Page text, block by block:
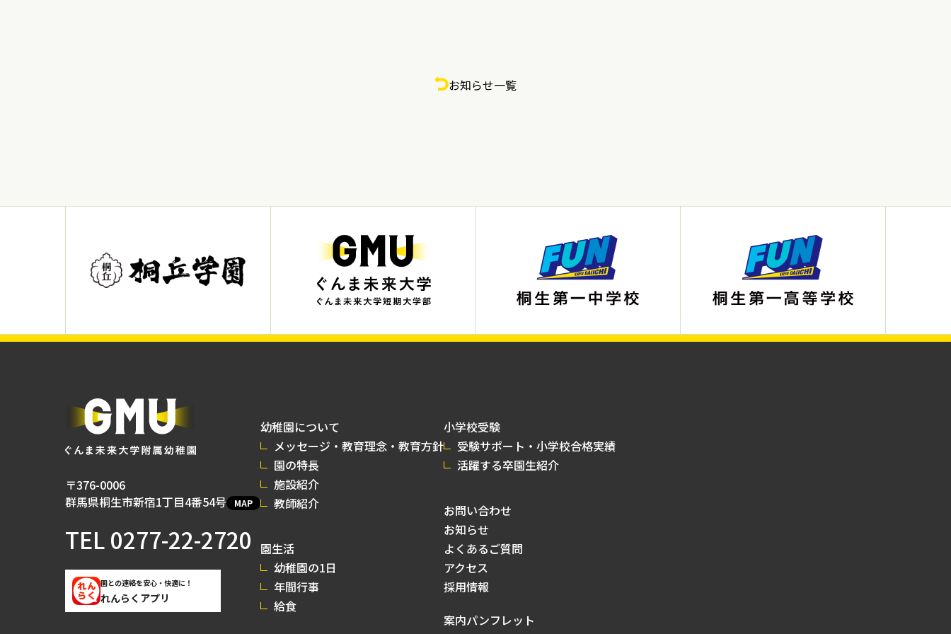
お知らせ一覧
〒376-0006
群馬県桐生市新宿1丁目4番54号
MAP
TEL0277-22-2720
園との連絡を安心・快適に！
れんらくアプリ
幼稚園について
メッセージ・教育理念・教育方針
園の特長
施設紹介
教師紹介
園生活
幼稚園の1日
年間行事
給食
小学校受験
受験サポート・小学校合格実績
活躍する卒園生紹介
お問い合わせ
お知らせ
よくあるご質問
アクセス
採用情報
案内パンフレット